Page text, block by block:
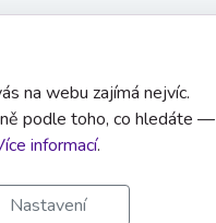
na webu zajímá nejvíc.
podle toho, co hledáte —
informací.
Nastavení